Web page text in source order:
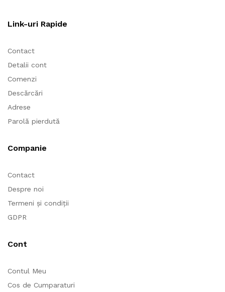
Link-uri Rapide
Contact
Detalii cont
Comenzi
Descărcări
Adrese
Parolă pierdută
Companie
Contact
Despre noi
Termeni și condiții
GDPR
Cont
Contul Meu
Cos de Cumparaturi